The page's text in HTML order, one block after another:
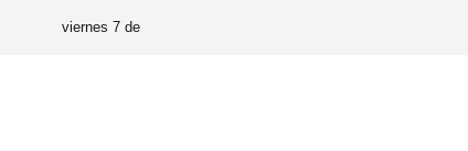
viernes 7 de